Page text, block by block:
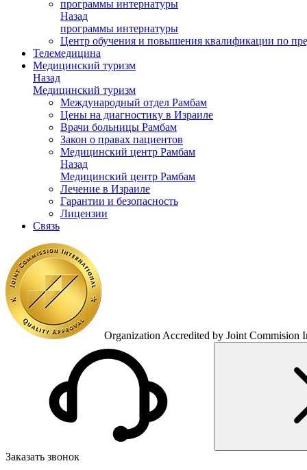
программы интернатуры
Назад
программы интернатуры
Центр обучения и повышения квалификации по
Телемедицина
Медицинский туризм
Назад
Медицинский туризм
Международный отдел Рамбам
Цены на диагностику в Израиле
Врачи больницы Рамбам
Закон о правах пациентов
Медицинский центр Рамбам
Назад
Медицинский центр Рамбам
Лечение в Израиле
Гарантии и безопасность
Лицензии
Связь
Organization Accredited by Joint Commision
Заказать звонок